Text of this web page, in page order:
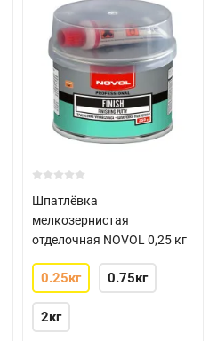
Шпатлёвка
мелкозернистая
отделочная NOVOL 0,25 кг
0.25кг 0.75кг
2кг